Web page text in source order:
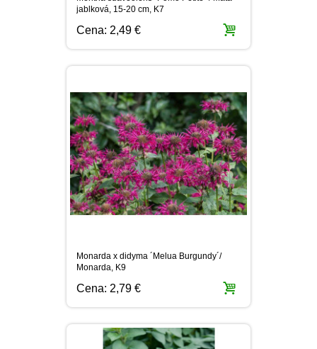
jablková, 15-20 cm, K7
Cena: 2,49 €
Monarda x didyma ´Melua Burgundy´/
Monarda, K9
Cena: 2,79 €